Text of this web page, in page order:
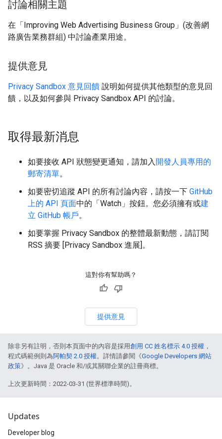
討論相關主題
在「Improving Web Advertising Business Group」(改善網
路廣告業務群組) 中討論產業用途。
提供意見
Privacy Sandbox 意見回饋 說明如何提供其他類型的意見回
饋，以及如何參與 Privacy Sandbox API 的討論。
取得最新消息
如要接收 API 狀態變更通知，請加入 開發人員專用的
郵寄清單。
如要密切追蹤 API 的所有討論內容，請按一下 GitHub
上的 API 頁面中的「Watch」 按鈕。您必須擁有或建
立 GitHub 帳戶。
如要掌握 Privacy Sandbox 的整體最新動態，請訂閱
RSS 摘要 [Privacy Sandbox 進展]。
這對你有幫助嗎？
提供意見
除非另有註明，否則本頁面中的內容是採用創用 CC 姓名標示 4.0 授權 ，
程式碼範例則為阿帕契 2.0 授權。詳情請參閱《Google Developers 網站
政策》。Java 是 Oracle 和/或其關聯企業的註冊商標。
上次更新時間：2022-03-31 (世界標準時間)。
Updates
Developer blog